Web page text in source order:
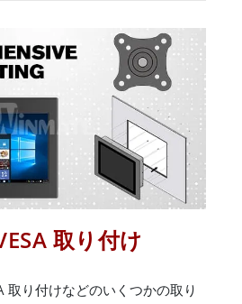
取り付け
取り付けなどのいくつかの取り